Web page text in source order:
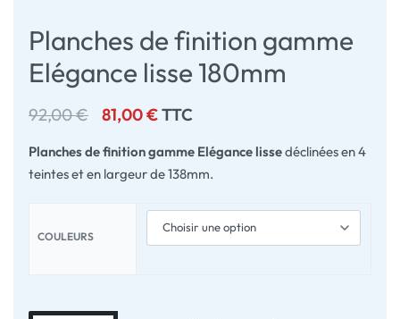
Planches de finition gamme
Elégance lisse 180mm
92,00€ 81,00€TTC
Planches de finition gamme Elégance lissedéclinées en 4
teintes et en largeur de 138mm.
COULEURS